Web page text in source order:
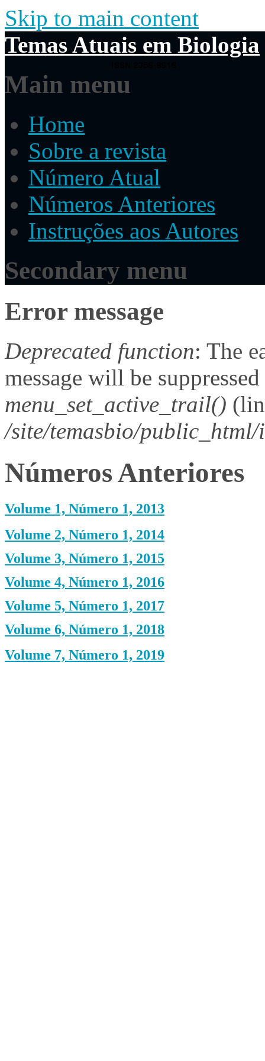
Skip to main content
Temas Atuais em Biologia
Main menu
Home
Sobre a revista
Número Atual
Números Anteriores
Instruções aos Autores
Secondary menu
Error message
Deprecated function: The
message will be
menu_set_active_trail()
/site/temasbio/
Números Anteriores
Volume 1, Número 1, 2013
Volume 2, Número 1, 2014
Volume 3, Número 1, 2015
Volume 4, Número 1, 2016
Volume 5, Número 1, 2017
Volume 6, Número 1, 2018
Volume 7, Número 1, 2019